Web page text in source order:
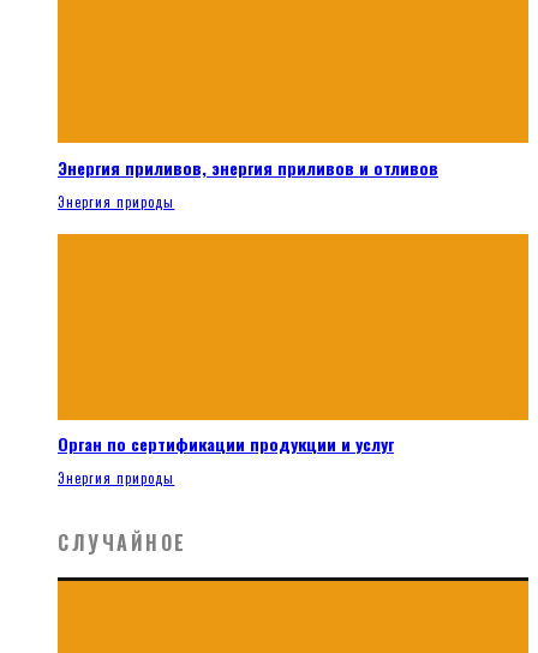
Энергия приливов, энергия приливов и отливов
Энергия природы
Орган по сертификации продукции и услуг
Энергия природы
СЛУЧАЙНОЕ